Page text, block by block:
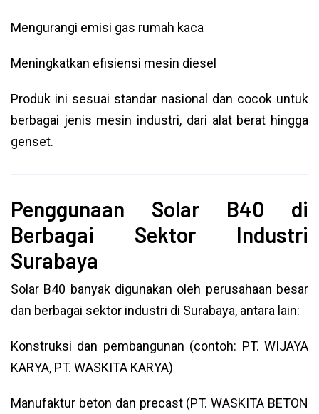
Mengurangi emisi gas rumah kaca
Meningkatkan efisiensi mesin diesel
Produk ini sesuai standar nasional dan cocok untuk
berbagai jenis mesin industri, dari alat berat hingga
genset.
Penggunaan Solar B40 di
Berbagai Sektor Industri
Surabaya
Solar B40 banyak digunakan oleh perusahaan besar
dan berbagai sektor industri di Surabaya, antara lain:
Konstruksi dan pembangunan (contoh: PT. WIJAYA
KARYA, PT. WASKITA KARYA)
Manufaktur beton dan precast (PT. WASKITA BETON